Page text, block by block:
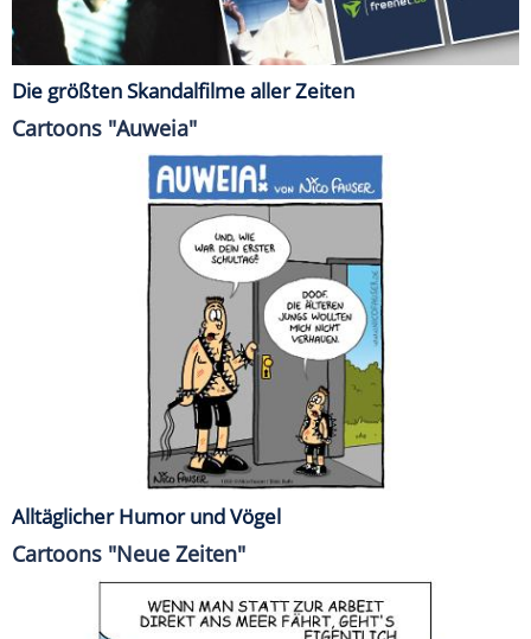
Die größten Skandalfilme aller Zeiten
Cartoons "Auweia"
Alltäglicher Humor und Vögel
Cartoons "Neue Zeiten"